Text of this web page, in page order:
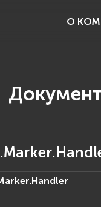
О
Handler